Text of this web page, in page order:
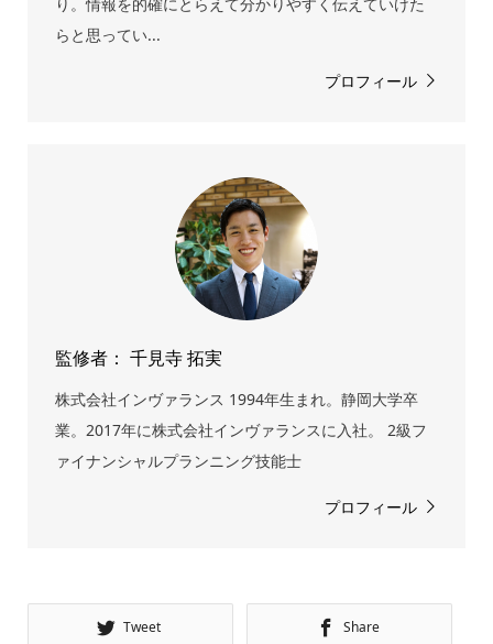
らと思ってい...
プロフィール
監修者： 千見寺 拓実
株式会社インヴァランス 1994年生まれ。静岡大学卒
業。2017年に株式会社インヴァランスに入社。 2級フ
ァイナンシャルプランニング技能士
プロフィール
Tweet Share